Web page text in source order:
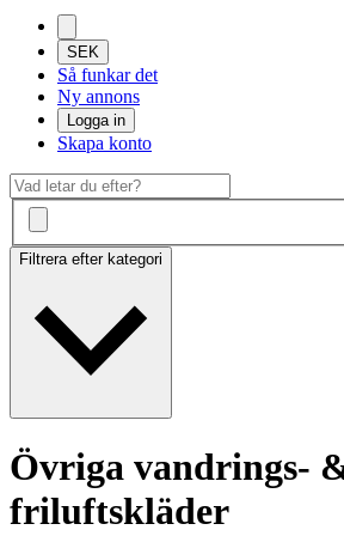
SEK
Så funkar det
Ny annons
Logga in
Skapa konto
Filtrera efter kategori
Övriga vandrings-
friluftskläder